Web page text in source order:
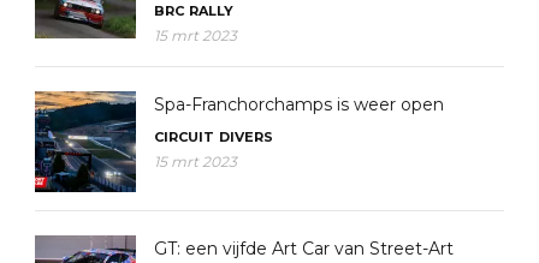
BRC RALLY
15 mrt 2023
Spa-Franchorchamps is weer open
CIRCUIT DIVERS
15 mrt 2023
GT: een vijfde Art Car van Street-Art